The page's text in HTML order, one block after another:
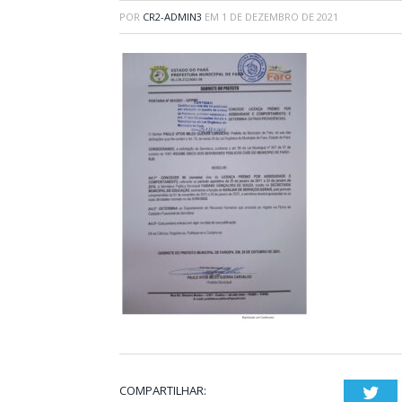
POR CR2-ADMIN3 EM 1 DE DEZEMBRO DE 2021
COMPARTILHAR: